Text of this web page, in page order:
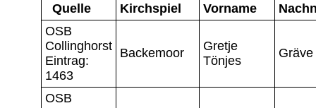
Quelle
Kirchspiel Vorname
OSB
Collinghorst
Eintrag:
1463
Backemoor
Gretje
Tönjes
Gräve
OSB